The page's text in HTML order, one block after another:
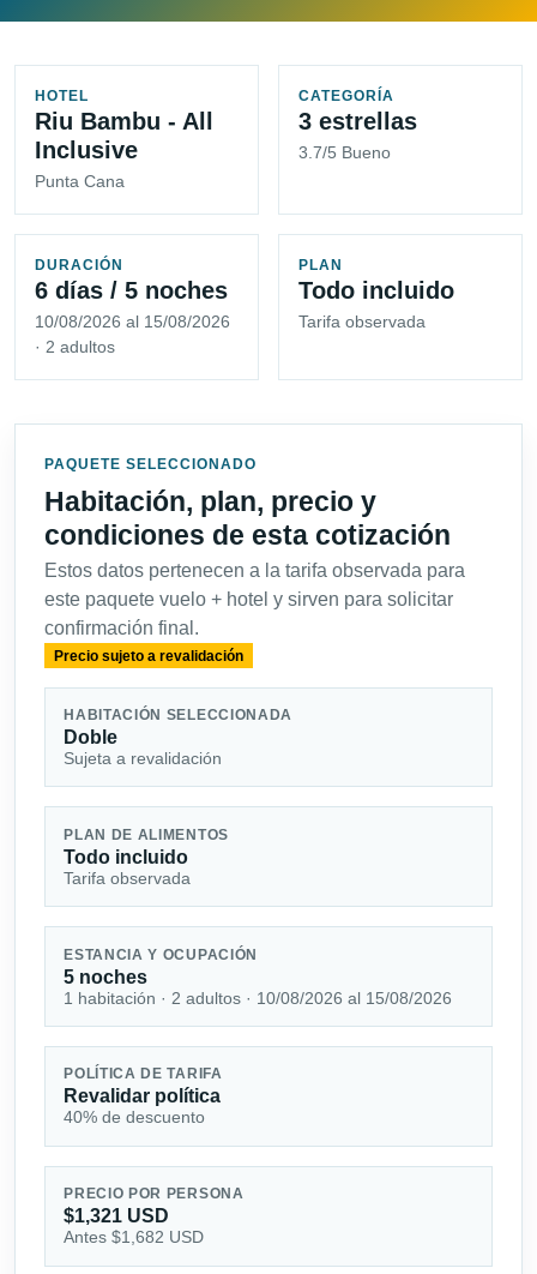
HOTEL
Riu Bambu - All
Inclusive
Punta Cana
CATEGORÍA
3 estrellas
3.7/5 Bueno
DURACIÓN
6 días / 5 noches
10/08/2026 al 15/08/2026
· 2 adultos
PLAN
Todo incluido
Tarifa observada
PAQUETE SELECCIONADO
Habitación, plan, precio y
condiciones de esta cotización
Estos datos pertenecen a la tarifa observada para
este paquete vuelo + hotel y sirven para solicitar
confirmación final.
Precio sujeto a revalidación
HABITACIÓN SELECCIONADA
Doble
Sujeta a revalidación
PLAN DE ALIMENTOS
Todo incluido
Tarifa observada
ESTANCIA Y OCUPACIÓN
5 noches
1 habitación · 2 adultos · 10/08/2026 al 15/08/2026
POLÍTICA DE TARIFA
Revalidar política
40% de descuento
PRECIO POR PERSONA
$1,321 USD
Antes $1,682 USD